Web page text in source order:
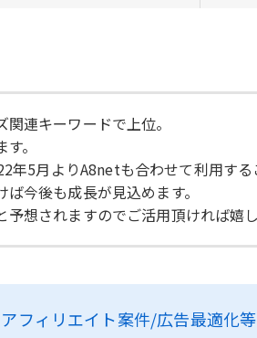
連キーワードで上位。
。
5月よりA8netも合わせて利用す
今後も成長が見込めます。
想されますのでご活用頂ければ嬉し
アフィリエイト案件/広告最適化